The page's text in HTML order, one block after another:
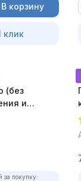
В корзину
клик
(без
и
за покупку: